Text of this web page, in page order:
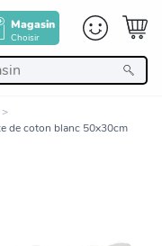
Magasin
Choisir
de coton blanc 50x30cm